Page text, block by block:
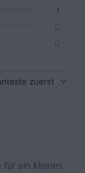
1
0
0
für ein kleines